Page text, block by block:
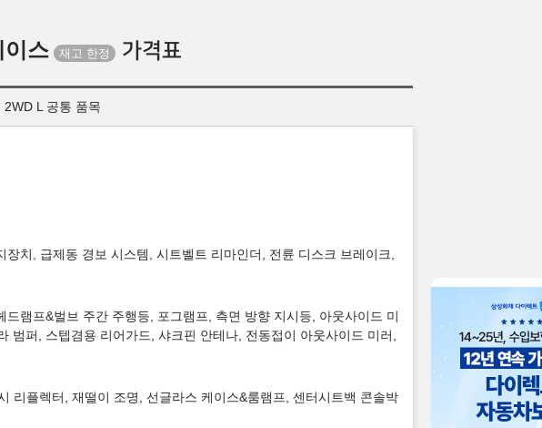
이스 가격표
L 공통 품목
치, 급제동 경보 시스템, 시트벨트 리마인더, 전륜 디스크 브레이크,
램프&벌브 주간 주행등, 포그램프, 측면 방향 지시등, 아웃사이드 미
퍼, 스텝겸용 리어가드, 샤크핀 안테나, 전동접이 아웃사이드 미러,
리플렉터, 재떨이 조명, 선글라스 케이스&룸램프, 센터시트백 콘솔박